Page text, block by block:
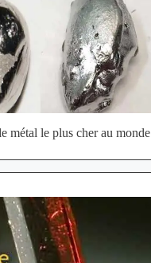
métal le plus cher au monde